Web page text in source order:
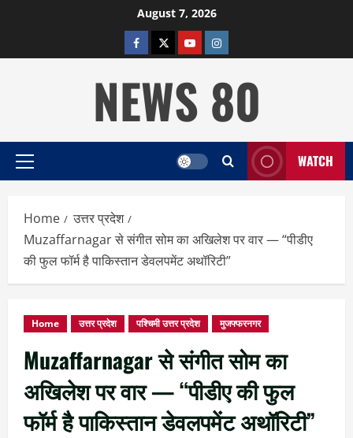
August 7, 2026
facebooktwitterYOUTUBE
instagram
NEWS 80
Primary
WATCH
Home
उत्तर प्रदेश
Muzaffarnagar से संगीत सोम का अखिलेश पर वार — “पीडीए
की फुल फॉर्म है पाकिस्तान डेवलपमेंट अथॉरिटी”
Home उत्तर प्रदेश पश्चिमी उत्तर प्रदेश मुजफ्फरनगर
Muzaffarnagar से संगीत सोम का
अखिलेश पर वार — “पीडीए की फुल
फॉर्म है पाकिस्तान डेवलपमेंट अथॉरिटी”